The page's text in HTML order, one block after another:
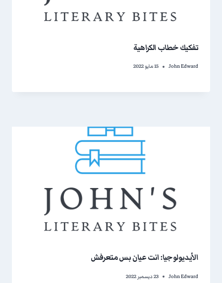
تفكيك خطاب الكراهية
John Edward 15 مايو 2022
الأيديولوجيا: انت عيان بس متعرفش
John Edward 23 ديسمبر 2022